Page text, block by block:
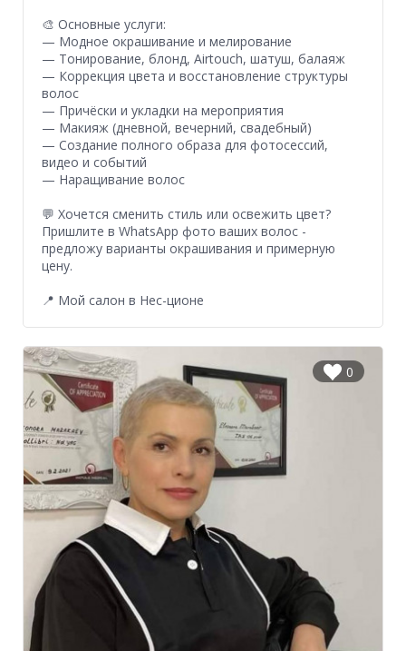
🎨 Основные услуги:
— Модное окрашивание и мелирование
— Тонирование, блонд, Airtouch, шатуш, балаяж
— Коррекция цвета и восстановление структуры
волос
— Причёски и укладки на мероприятия
— Макияж (дневной, вечерний, свадебный)
— Создание полного образа для фотосессий,
видео и событий
— Наращивание волос
💬 Хочется сменить стиль или освежить цвет?
Пришлите в WhatsApp фото ваших волос -
предложу варианты окрашивания и примерную
цену.
📍 Мой салон в Нес-ционе
0